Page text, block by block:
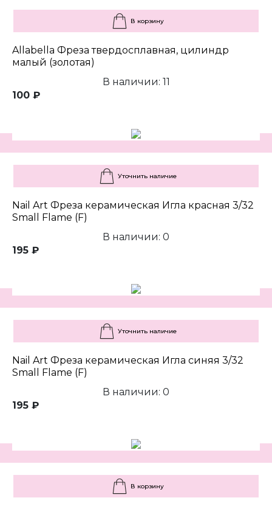
В корзину
Allabella Фреза твердосплавная, цилиндр
малый (золотая)
В наличии: 11
100 ₽
Уточнить наличие
Nail Art Фреза керамическая Игла красная 3/32
Small Flame (F)
В наличии: 0
195 ₽
Уточнить наличие
Nail Art Фреза керамическая Игла синяя 3/32
Small Flame (F)
В наличии: 0
195 ₽
В корзину